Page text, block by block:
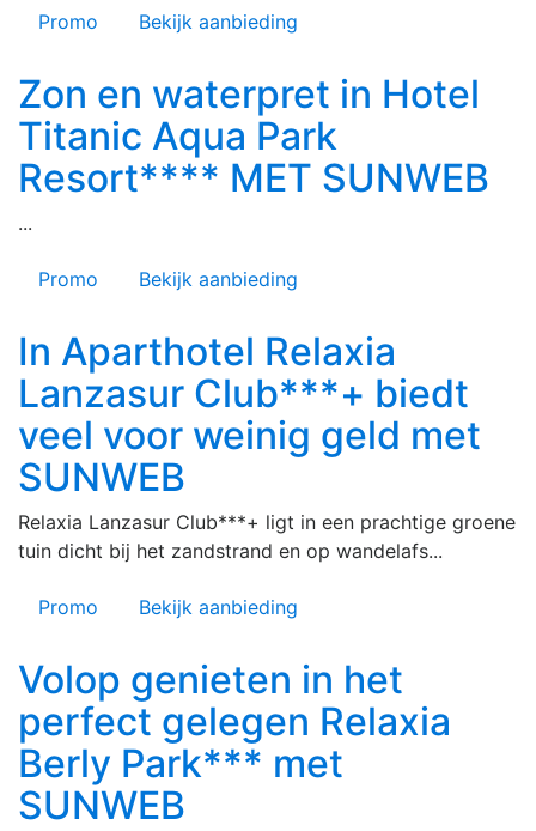
Promo Bekijk aanbieding
Zon en waterpret in Hotel
Titanic Aqua Park
Resort**** MET SUNWEB
...
Promo Bekijk aanbieding
In Aparthotel Relaxia
Lanzasur Club***+ biedt
veel voor weinig geld met
SUNWEB
Relaxia Lanzasur Club***+ ligt in een prachtige groene
tuin dicht bij het zandstrand en op wandelafs...
Promo Bekijk aanbieding
Volop genieten in het
perfect gelegen Relaxia
Berly Park*** met
SUNWEB